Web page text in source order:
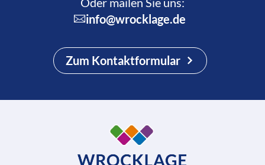
info@wrocklage.de
Zum Kontaktformular